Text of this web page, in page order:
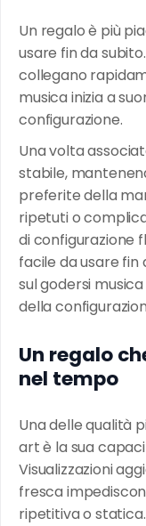
Un regalo è più
usare fin da
collegano
musica inizia a
configurazione.
Una volta
stabile,
preferite della
ripetuti o
di configurazione
facile da usare fin
sul godersi
della
Un regalo
nel tempo
Una delle qualità
art è la sua
Visualizzazioni
fresca
ripetitiva o statica.